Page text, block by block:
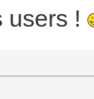
users !